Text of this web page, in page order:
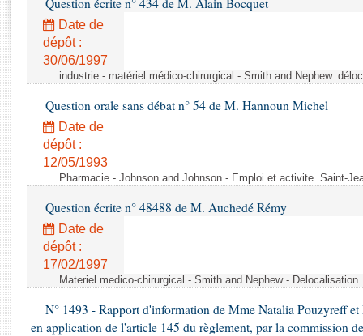
Rapports d'enquête
Rapports législatifs
Rapports sur l'application des lois
Baromètre de l’application des lois
Dossiers législatifs
Budget et sécurité sociale
Questions écrites et orales
Comptes rendus des débats
Question écrite n° 434 de M. Alain Bocquet
Date de
dépôt :
30/06/1997
industrie - matériel médico-chirurgical - Smith and Nephew.
Question orale sans débat n° 54 de M. Hannoun Michel
Date de
dépôt :
12/05/1993
Pharmacie - Johnson and Johnson - Emploi et activite. Saint-
Question écrite n° 48488 de M. Auchedé Rémy
Date de
dépôt :
17/02/1997
Materiel medico-chirurgical - Smith and Nephew -
N° 1493 - Rapport d'information de Mme Natalia Pouzyreff
en application de l'article 145 du règlement, par la commission